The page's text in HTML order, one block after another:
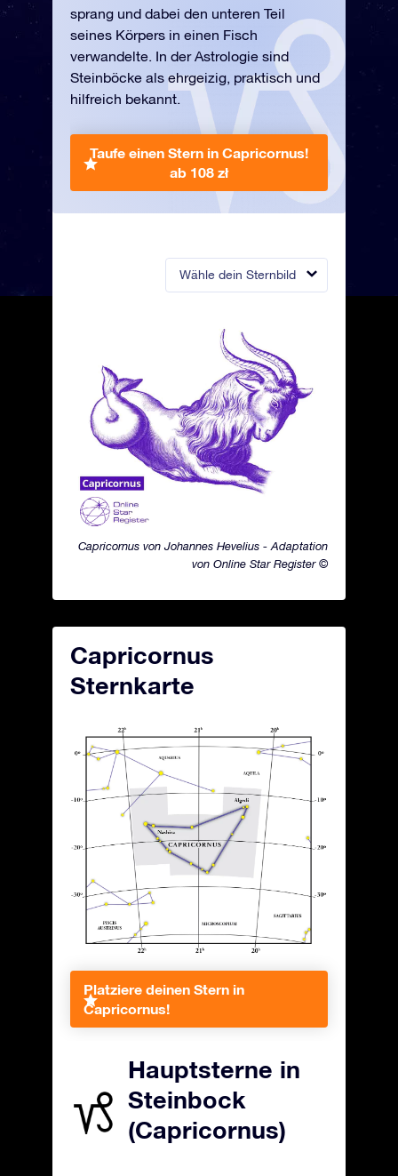
Wähle dein Sternbild
Capricornus von Johannes Hevelius - Adaptation
von Online Star Register ©
sprang und dabei den unteren Teil
seines Körpers in einen Fisch
verwandelte. In der Astrologie sind
Steinböcke als ehrgeizig, praktisch und
hilfreich bekannt.
Taufe einen Stern in Capricornus!
ab 108 zł
Capricornus
Sternkarte
Platziere deinen Stern in
Capricornus!
Hauptsterne in
Steinbock
(Capricornus)